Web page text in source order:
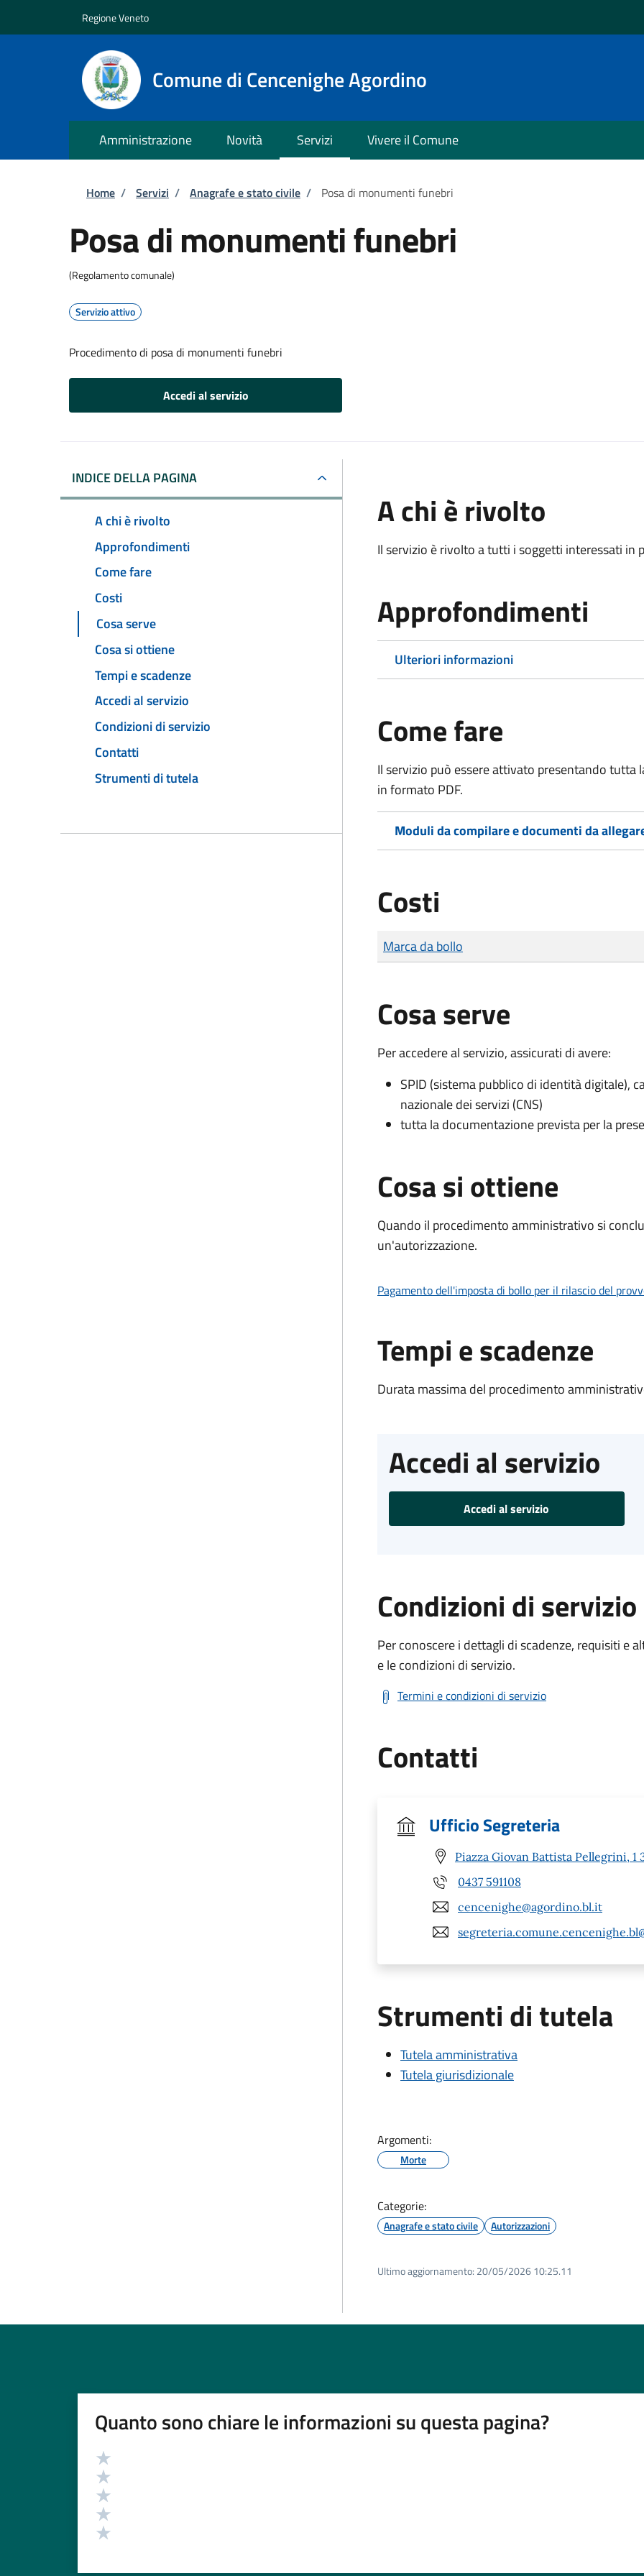
Regione Veneto
Comune di Cencenighe Agordino
Amministrazione Novità Servizi Vivere il Comune
Briciole di pane
Home / Servizi / Anagrafe e stato civile / Posa di monumenti funebri
Posa di monumenti funebri
(Regolamento comunale)
Servizio attivo
Procedimento di posa di monumenti funebri
Accedi al servizio
INDICE DELLA PAGINA
A chi è rivolto
Approfondimenti
Come fare
Costi
Cosa serve
Cosa si ottiene
Tempi e scadenze
Accedi al servizio
Condizioni di servizio
Contatti
Strumenti di tutela
A chi è rivolto
Il servizio è rivolto a tutti i soggetti interessati in
Approfondimenti
Ulteriori informazioni
Come fare
Il servizio può essere attivato presentando
in formato PDF.
Moduli da compilare e documenti da
Costi
Tipo di pagamento
Importo
Marca da bollo
Cosa serve
Per accedere al servizio, assicurati di avere:
SPID (sistema pubblico di identità digitale),
nazionale dei servizi (CNS)
tutta la documentazione prevista per la
Cosa si ottiene
Quando il procedimento amministrativo si
un'autorizzazione.
Pagamento dell'imposta di bollo per il rilascio del
Tempi e scadenze
Durata massima del procedimento
Accedi al servizio
Accedi al servizio
Condizioni di servizio
Per conoscere i dettagli di scadenze, requisiti e
e le condizioni di servizio.
Termini e condizioni di servizio
Contatti
Ufficio Segreteria
Piazza Giovan Battista Pellegrini,
0437 591108
cencenighe@agordino.bl.it
Strumenti di tutela
Tutela amministrativa
Tutela giurisdizionale
Argomenti:
Morte
Categorie:
Anagrafe e stato civile Autorizzazioni
Ultimo aggiornamento: 20/05/2026 10:25.11
Quanto sono chiare le informazioni su questa pagina?
Valutazione